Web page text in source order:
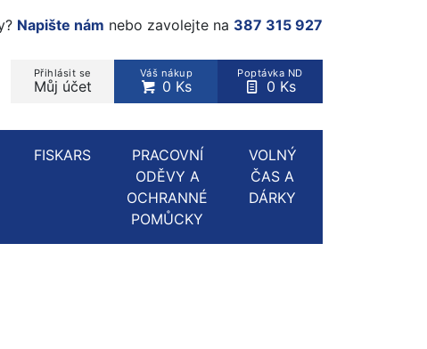
Napište nám nebo zavolejte na 387 315 927
Přihlásit se
Můj účet
Váš nákup
0 Ks
Poptávka ND
0 Ks
produkt, kategorie...
FISKARS
PRACOVNÍ
ODĚVY A
OCHRANNÉ
POMŮCKY
VOLNÝ
ČAS A
DÁRKY